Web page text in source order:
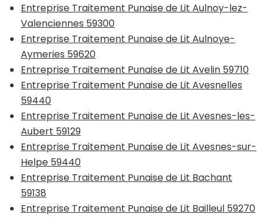
Entreprise Traitement Punaise de Lit Aulnoy-lez-
Valenciennes 59300
Entreprise Traitement Punaise de Lit Aulnoye-
Aymeries 59620
Entreprise Traitement Punaise de Lit Avelin 59710
Entreprise Traitement Punaise de Lit Avesnelles
59440
Entreprise Traitement Punaise de Lit Avesnes-les-
Aubert 59129
Entreprise Traitement Punaise de Lit Avesnes-sur-
Helpe 59440
Entreprise Traitement Punaise de Lit Bachant
59138
Entreprise Traitement Punaise de Lit Bailleul 59270